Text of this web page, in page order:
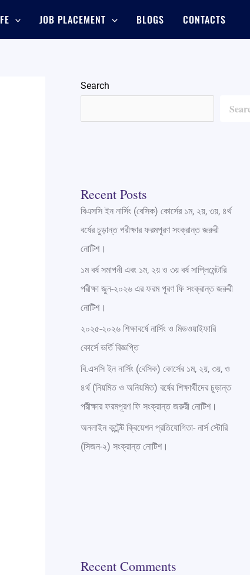
JOB PLACEMENT BLOGS CONTACTS
Search
Recent Posts
বিএসসি ইন নার্সিং (বেসিক) কোর্সের ১ম, ২য়, ৩য়, ৪র্থ
বর্ষের চুড়ান্ত পরীক্ষার ফরমপূরণ সংক্রান্ত জরুরী
নোটিশ।
১ম বর্ষ সমাপনী এবং ১ম, ২য় ও ৩য় বর্ষ সাপ্লিমেন্টারি
পরীক্ষা জুন-২০২৬ এর ফরম পূরণ ফি সংক্রান্ত জরুরী
নোটিশ।
২০২৫-২০২৬ শিক্ষাবর্ষে নার্সিং ও মিডওয়াইফারি
কোর্সে ভর্তি বিজ্ঞপ্তি
বি.এসসি ইন নার্সিং (বেসিক) কোর্সের ১ম, ২য়, ৩য়, ও
৪র্থ (নিয়মিত ও অনিয়মিত) বর্ষের শিক্ষার্থীদের চুড়ান্ত
পরীক্ষার ফরমপূরণ ফি সংক্রান্ত জরুরী নোটিশ।
অনলাইন কন্টেন্ট ক্রিয়েশন প্রতিযোগিতা- নার্স স্টোরি
(সিজন-২) সংক্রান্ত নোটিশ।
Recent Comments